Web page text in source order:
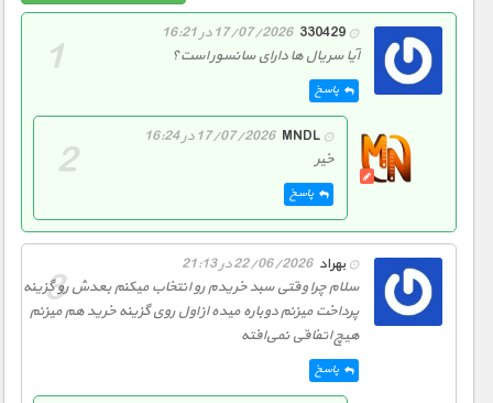
330429 17/07/2026 در 16:21
آیا سریال ها دارای سانسور است؟
پاسخ
MNDL 17/07/2026 در 16:24
خیر
پاسخ
بهراد 22/06/2026 در 21:13
سلام چرا وقتی سبد خریدم رو انتخاب میکنم بعدش رو گزینه
پرداخت میزنم دوباره میده از اول روی گزینه خرید هم میزنم
هیچ اتفاقی نمی‌افته
پاسخ